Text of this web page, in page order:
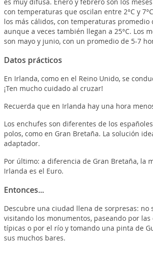
es muy difusa. Enero y febrero son los
con temperaturas que oscilan entre 2°C y
los más cálidos, con temperaturas promedio
aunque a veces también llegan a 25°C. Los
son mayo y junio, con un promedio de 5-7
Datos prácticos
En Irlanda, como en el Reino Unido, se
¡Ten mucho cuidado al cruzar!
Recuerda que en Irlanda hay una hora
Los enchufes son diferentes de los
polos, como en Gran Bretaña. La solución
adaptador.
Por último: a diferencia de Gran Bretaña, la
Irlanda es el Euro.
Entonces...
Descubre una ciudad llena de sorpresas: no
visitando los monumentos, paseando por las
típicas o por el río y tomando una pinta de
sus muchos bares.